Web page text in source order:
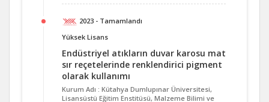
2023 - Tamamlandı
Yüksek Lisans
Endüstriyel atıkların duvar karosu mat
sır reçetelerinde renklendirici pigment
olarak kullanımı
Kurum Adı : Kütahya Dumlupınar Üniversitesi,
Lisansüstü Eğitim Enstitüsü, Malzeme Bilimi ve